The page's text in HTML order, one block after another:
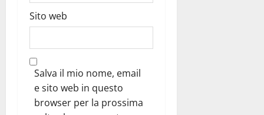
Sito web
Salva il mio nome, email
e sito web in questo
browser per la prossima